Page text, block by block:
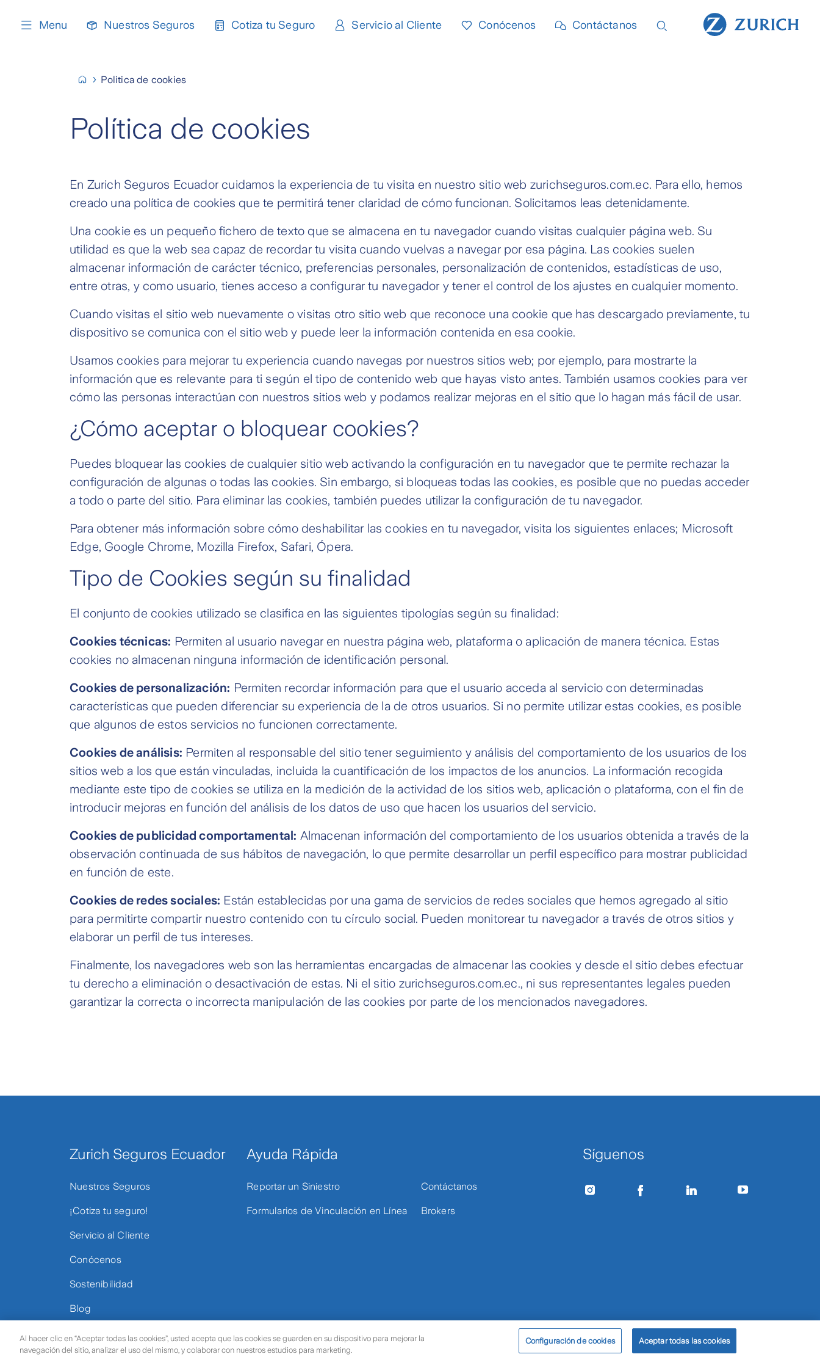
Menu Nuestros Seguros Cotiza tu Seguro Servicio al Cliente Conócenos Contáctanos
Politica de cookies
Política de cookies
En Zurich Seguros Ecuador cuidamos la experiencia de tu visita en nuestro sitio web zurichseguros.com.ec. Para ello, hemos
creado una política de cookies que te permitirá tener claridad de cómo funcionan. Solicitamos leas detenidamente.
Una cookie es un pequeño fichero de texto que se almacena en tu navegador cuando visitas cualquier página web. Su
utilidad es que la web sea capaz de recordar tu visita cuando vuelvas a navegar por esa página. Las cookies suelen
almacenar información de carácter técnico, preferencias personales, personalización de contenidos, estadísticas de uso,
entre otras, y como usuario, tienes acceso a configurar tu navegador y tener el control de los ajustes en cualquier momento.
Cuando visitas el sitio web nuevamente o visitas otro sitio web que reconoce una cookie que has descargado previamente, tu
dispositivo se comunica con el sitio web y puede leer la información contenida en esa cookie.
Usamos cookies para mejorar tu experiencia cuando navegas por nuestros sitios web; por ejemplo, para mostrarte la
información que es relevante para ti según el tipo de contenido web que hayas visto antes. También usamos cookies para ver
cómo las personas interactúan con nuestros sitios web y podamos realizar mejoras en el sitio que lo hagan más fácil de usar.
¿Cómo aceptar o bloquear cookies?
Puedes bloquear las cookies de cualquier sitio web activando la configuración en tu navegador que te permite rechazar la
configuración de algunas o todas las cookies. Sin embargo, si bloqueas todas las cookies, es posible que no puedas acceder
a todo o parte del sitio. Para eliminar las cookies, también puedes utilizar la configuración de tu navegador.
Para obtener más información sobre cómo deshabilitar las cookies en tu navegador, visita los siguientes enlaces; Microsoft
Edge, Google Chrome, Mozilla Firefox, Safari, Ópera.
Tipo de Cookies según su finalidad
El conjunto de cookies utilizado se clasifica en las siguientes tipologías según su finalidad:
Cookies técnicas: Permiten al usuario navegar en nuestra página web, plataforma o aplicación de manera técnica. Estas
cookies no almacenan ninguna información de identificación personal.
Cookies de personalización: Permiten recordar información para que el usuario acceda al servicio con determinadas
características que pueden diferenciar su experiencia de la de otros usuarios. Si no permite utilizar estas cookies, es posible
que algunos de estos servicios no funcionen correctamente.
Cookies de análisis: Permiten al responsable del sitio tener seguimiento y análisis del comportamiento de los usuarios de los
sitios web a los que están vinculadas, incluida la cuantificación de los impactos de los anuncios. La información recogida
mediante este tipo de cookies se utiliza en la medición de la actividad de los sitios web, aplicación o plataforma, con el fin de
introducir mejoras en función del análisis de los datos de uso que hacen los usuarios del servicio.
Cookies de publicidad comportamental: Almacenan información del comportamiento de los usuarios obtenida a través de la
observación continuada de sus hábitos de navegación, lo que permite desarrollar un perfil específico para mostrar publicidad
en función de este.
Cookies de redes sociales: Están establecidas por una gama de servicios de redes sociales que hemos agregado al sitio
para permitirte compartir nuestro contenido con tu círculo social. Pueden monitorear tu navegador a través de otros sitios y
elaborar un perfil de tus intereses.
Finalmente, los navegadores web son las herramientas encargadas de almacenar las cookies y desde el sitio debes efectuar
tu derecho a eliminación o desactivación de estas. Ni el sitio zurichseguros.com.ec., ni sus representantes legales pueden
garantizar la correcta o incorrecta manipulación de las cookies por parte de los mencionados navegadores.
Zurich Seguros Ecuador
Nuestros Seguros
¡Cotiza tu seguro!
Servicio al Cliente
Conócenos
Sostenibilidad
Blog
Ayuda Rápida
Reportar un Siniestro
Formularios de Vinculación en Línea
Contáctanos
Brokers
Síguenos
Protección de datos
Al hacer clic en “Aceptar todas las cookies”, usted acepta que las cookies se guarden en su dispositivo para mejorar la
navegación del sitio, analizar el uso del mismo, y colaborar con nuestros estudios para marketing.
Configuración de cookies Aceptar todas las cookies